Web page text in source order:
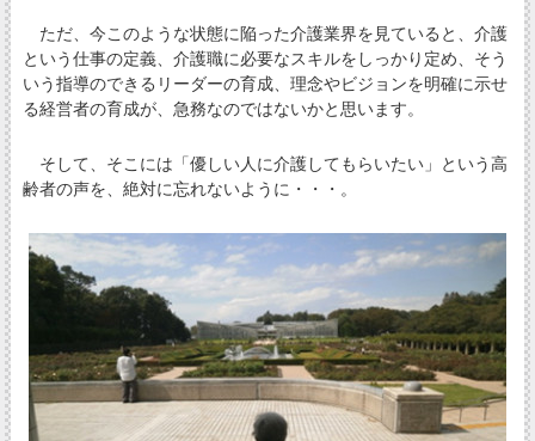
ただ、今このような状態に陥った介護業界を見ていると、介護
という仕事の定義、介護職に必要なスキルをしっかり定め、そう
いう指導のできるリーダーの育成、理念やビジョンを明確に示せ
る経営者の育成が、急務なのではないかと思います。
そして、そこには「優しい人に介護してもらいたい」という高
齢者の声を、絶対に忘れないように・・・。